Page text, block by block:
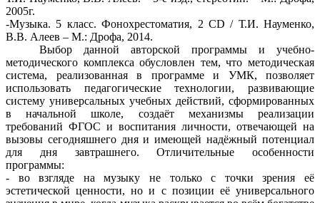
2005г.
-Музыка. 5 класс. Фонохрестоматия, 2 CD / Т.И. Науменко,
В.В. Алеев – М.: Дрофа, 2014.
Выбор данной авторской программы и учебно-
методического комплекса обусловлен тем, что методическая
система, реализованная в программе и УМК, позволяет
использовать педагогические технологии, развивающие
систему универсальных учебных действий, сформированных
в начальной школе, создаёт механизмы реализации
требований ФГОС и воспитания личности, отвечающей на
вызовы сегодняшнего дня и имеющей надёжный потенциал
для дня завтрашнего. Отличительные особенности
программы:
- во взгляде на музыку не только с точки зрения её
эстетической ценности, но и с позиции её универсального